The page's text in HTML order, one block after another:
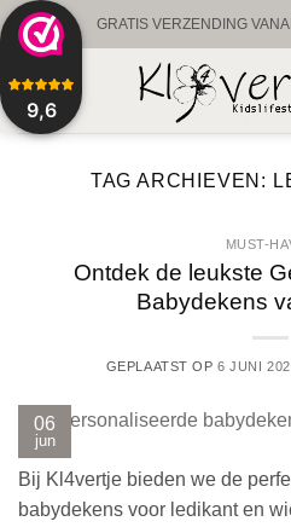
9,6
Ga
naar
inhoud
GRATIS VERZENDING
UNIEKE BABYPRODUCTEN
VOORRAAD VERZENDING
TAG ARCHIEVEN:
MUST-
Ontdek de leukste
Babydekens
GEPLAATST OP6 JUNI
06
jun
Bij Kl4vertje bieden we de
babydekens voor ledikant en